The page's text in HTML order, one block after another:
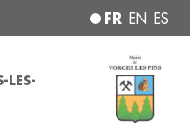
FR EN ES
LES-